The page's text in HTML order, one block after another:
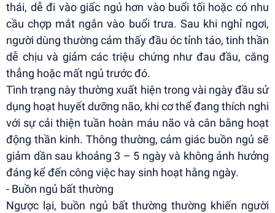
thái, dễ đi vào giấc ngủ hơn vào buổi tối hoặc có nhu
cầu chợp mắt ngắn vào buổi trưa. Sau khi nghỉ ngơi,
người dùng thường cảm thấy đầu óc tỉnh táo, tinh thần
dễ chịu và giảm các triệu chứng như đau đầu, căng
thẳng hoặc mất ngủ trước đó.
Tình trạng này thường xuất hiện trong vài ngày đầu sử
dụng hoạt huyết dưỡng não, khi cơ thể đang thích nghi
với sự cải thiện tuần hoàn máu não và cân bằng hoạt
động thần kinh. Thông thường, cảm giác buồn ngủ sẽ
giảm dần sau khoảng 3 – 5 ngày và không ảnh hưởng
đáng kể đến công việc hay sinh hoạt hằng ngày.
- Buồn ngủ bất thường
Ngược lại, buồn ngủ bất thường thường khiến người